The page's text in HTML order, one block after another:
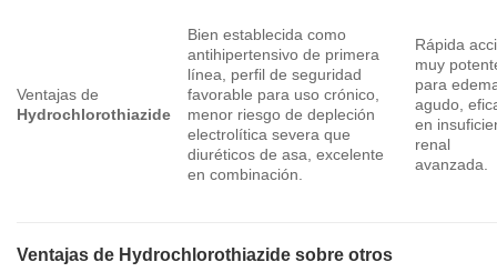
Ventajas de
Hydrochlorothiazide
Bien establecida como
antihipertensivo de primera
línea, perfil de seguridad
favorable para uso crónico,
menor riesgo de depleción
electrolítica severa que
diuréticos de asa, excelente
en combinación.
Rápida
muy
para
agudo,
en
renal
avanzada.
Ventajas de Hydrochlorothiazide sobre otros